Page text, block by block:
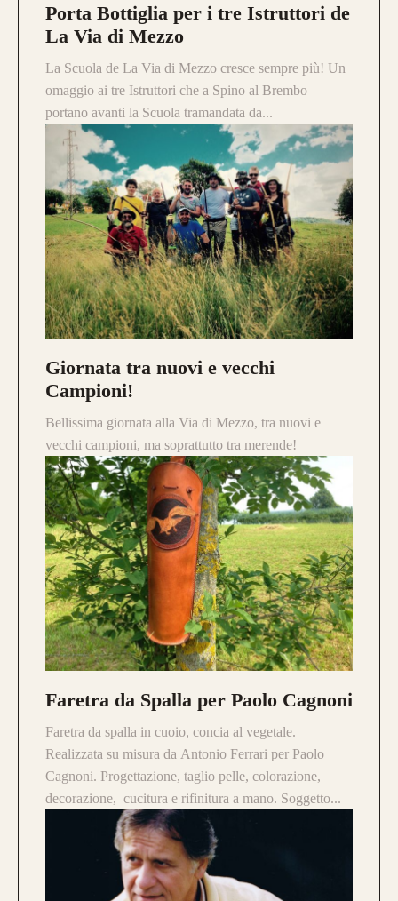
Porta Bottiglia per i tre Istruttori de
La Via di Mezzo
La Scuola de La Via di Mezzo cresce sempre più! Un
omaggio ai tre Istruttori che a Spino al Brembo
portano avanti la Scuola tramandata da...
Giornata tra nuovi e vecchi
Campioni!
Bellissima giornata alla Via di Mezzo, tra nuovi e
vecchi campioni, ma soprattutto tra merende!
Faretra da Spalla per Paolo Cagnoni
Faretra da spalla in cuoio, concia al vegetale.
Realizzata su misura da Antonio Ferrari per Paolo
Cagnoni. Progettazione, taglio pelle, colorazione,
decorazione, cucitura e rifinitura a mano. Soggetto...